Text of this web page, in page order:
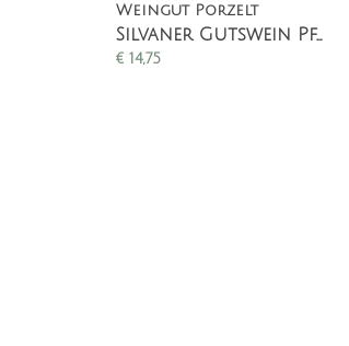
Weingut Porzelt
Silvaner Gutswein Pfalz
€ 14,75